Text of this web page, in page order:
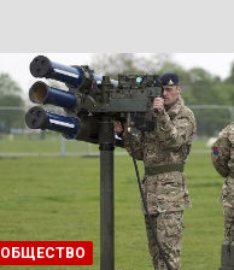
ОБЩЕСТВО